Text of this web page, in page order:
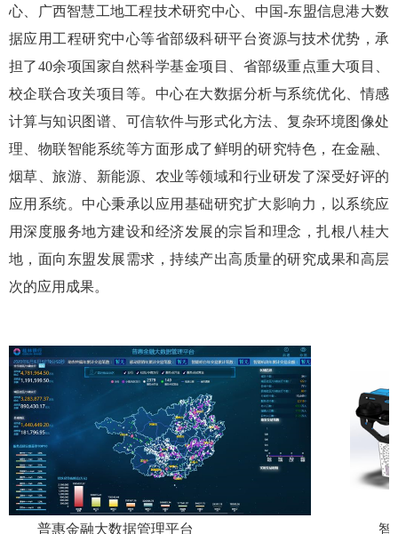
心、广西智慧工地工程技术研究中心、中国-东盟信息港大数
据应用工程研究中心等省部级科研平台资源与技术优势，承
担了40余项国家自然科学基金项目、省部级重点重大项目、
校企联合攻关项目等。中心在大数据分析与系统优化、情感
计算与知识图谱、可信软件与形式化方法、复杂环境图像处
理、物联智能系统等方面形成了鲜明的研究特色，在金融、
烟草、旅游、新能源、农业等领域和行业研发了深受好评的
应用系统。中心秉承以应用基础研究扩大影响力，以系统应
用深度服务地方建设和经济发展的宗旨和理念，扎根八桂大
地，面向东盟发展需求，持续产出高质量的研究成果和高层
次的应用成果。
普惠金融大数据管理平台 智